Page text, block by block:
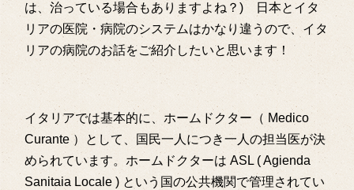
は、治っている場合もありますよね？) 日本とイタ
リアの医院・病院のシステムはかなり違うので、イタ
リアの病院のお話をご紹介したいと思います！
イタリアでは基本的に、ホームドクター（ Medico
Curante ）として、国民一人につき一人の担当医が決
められています。ホームドクターは ASL ( Agienda
Sanitaia Locale ) という国の公共機関で管理されてい